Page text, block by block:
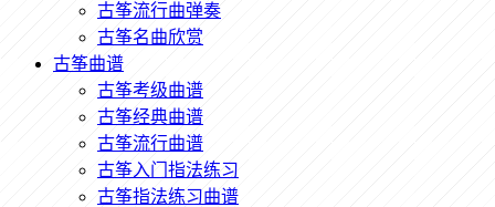
古筝流行曲弹奏
古筝名曲欣赏
古筝曲谱
古筝考级曲谱
古筝经典曲谱
古筝流行曲谱
古筝入门指法练习
古筝指法练习曲谱